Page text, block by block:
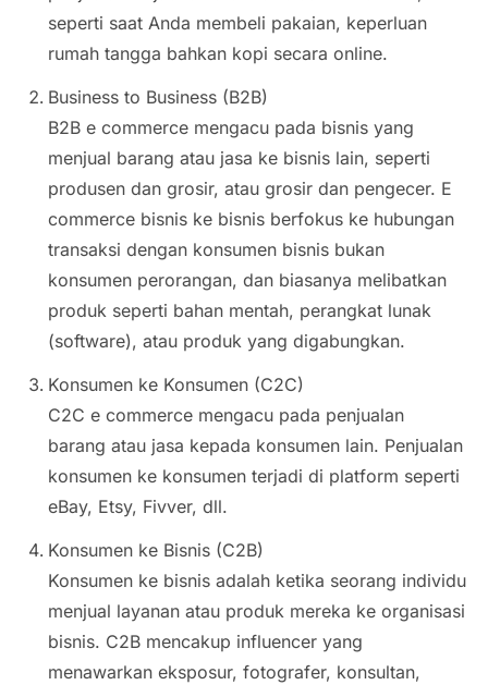
seperti saat Anda membeli pakaian, keperluan
rumah tangga bahkan kopi secara online.
Business to Business (B2B)
B2B e commerce mengacu pada bisnis yang
menjual barang atau jasa ke bisnis lain, seperti
produsen dan grosir, atau grosir dan pengecer. E
commerce bisnis ke bisnis berfokus ke hubungan
transaksi dengan konsumen bisnis bukan
konsumen perorangan, dan biasanya melibatkan
produk seperti bahan mentah, perangkat lunak
(software), atau produk yang digabungkan.
Konsumen ke Konsumen (C2C)
C2C e commerce mengacu pada penjualan
barang atau jasa kepada konsumen lain. Penjualan
konsumen ke konsumen terjadi di platform seperti
eBay, Etsy, Fivver, dll.
Konsumen ke Bisnis (C2B)
Konsumen ke bisnis adalah ketika seorang individu
menjual layanan atau produk mereka ke organisasi
bisnis. C2B mencakup influencer yang
menawarkan eksposur, fotografer, konsultan,